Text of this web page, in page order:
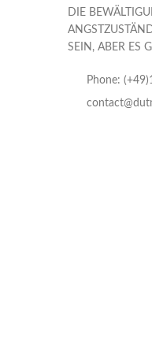
DIE
SEIN, ABER ES
Phone: